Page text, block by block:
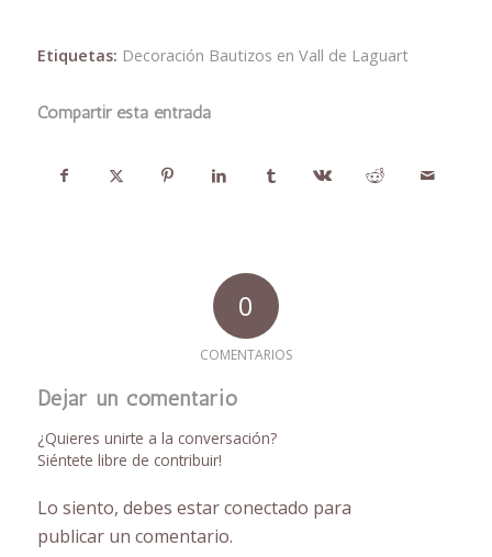
Etiquetas: Decoración Bautizos en Vall de Laguart
Compartir esta entrada
0
COMENTARIOS
Dejar un comentario
¿Quieres unirte a la conversación?
Siéntete libre de contribuir!
Lo siento, debes estarconectado para
publicar un comentario.